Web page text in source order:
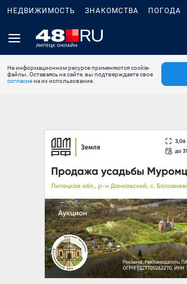
НЕДВИЖИМОСТЬ ЗНАКОМСТВА ПОГОДА
На информационном ресурсе применяются cookie-
файлы. Оставаясь на сайте, вы подтверждаете свое
согласиена их использование.